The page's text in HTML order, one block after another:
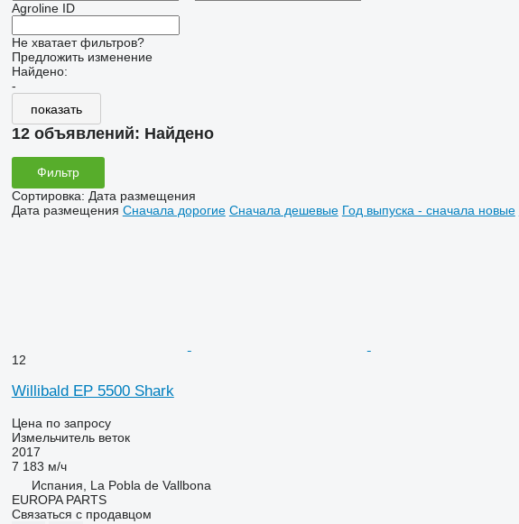
Agroline ID
Не хватает фильтров?
Предложить изменение
Найдено:
-
показать
12 объявлений: Найдено
Фильтр
Сортировка: Дата размещения
Дата размещения Сначала дорогие Сначала дешевые Год выпуска - сначала новые
12
Willibald EP 5500 Shark
Цена по запросу
Измельчитель веток
2017
7 183 м/ч
Испания, La Pobla de Vallbona
EUROPA PARTS
Связаться с продавцом